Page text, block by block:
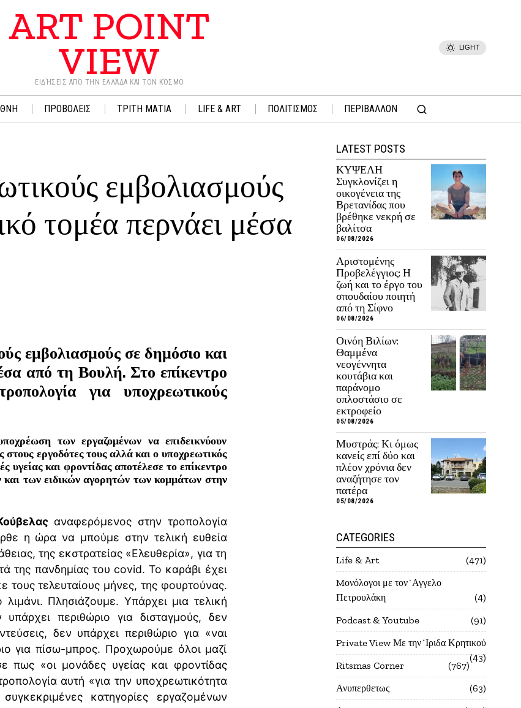
ART POINT
VIEW
ΕΙΔΉΣΕΙΣ ΑΠΌ ΤΗΝ ΕΛΛΆΔΑ ΚΑΙ ΤΟΝ ΚΌΣΜΟ
LIGHT
ΠΡΟΒΟΛΕΙΣ ΤΡΙΤΗ ΜΑΤΙΑ LIFE & ART ΠΟΛΙΤΙΣΜΟΣ ΠΕΡΙΒΑΛΛΟΝ
εμβολιασμούς
τομέα περνάει μέσα
εμβολιασμούς σε δημόσιο και
από τη Βουλή. Στο επίκεντρο
για υποχρεωτικούς
των εργαζομένων να επιδεικνύουν
εργοδότες τους αλλά και ο υποχρεωτικός
υγείας και φροντίδας αποτέλεσε το επίκεντρο
των ειδικών αγορητών των κομμάτων στην
αναφερόμενος στην τροπολογία
η ώρα να μπούμε στην τελική ευθεία
της εκστρατείας «Ελευθερία», για τη
της πανδημίας του covid. Το καράβι έχει
τους τελευταίους μήνες, της φουρτούνας.
Πλησιάζουμε. Υπάρχει μια τελική
υπάρχει περιθώριο για δισταγμούς, δεν
δεν υπάρχει περιθώριο για «ναι
για πίσω-μπρος. Προχωρούμε όλοι μαζί
πως «οι μονάδες υγείας και φροντίδας
αυτή «για την υποχρεωτικότητα
κατηγορίες εργαζομένων
LATEST POSTS
ΚΥΨΕΛΗ
Συγκλονίζει η
οικογένεια της
Βρετανίδας που
βρέθηκε νεκρή σε
βαλίτσα
06/08/2026
Αριστομένης
Προβελέγγιος: Η
ζωή και το έργο του
σπουδαίου ποιητή
από τη Σίφνο
06/08/2026
Οινόη Βιλίων:
Θαμμένα
νεογέννητα
κουτάβια και
παράνομο
οπλοστάσιο σε
εκτροφείο
05/08/2026
Μυστράς: Κι όμως
κανείς επί δύο και
πλέον χρόνια δεν
αναζήτησε τον
πατέρα
05/08/2026
CATEGORIES
Life & Art
471
Mονόλογοι με τον`Αγγελο
Πετρουλάκη
4
Podcast & Youtube
91
Private View Με την`Ιριδα Κρητικού
43
Ritsmas Corner
767
Ανυπερθετως
63